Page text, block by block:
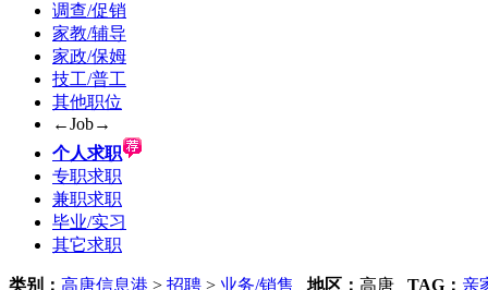
调查/促销
家教/辅导
家政/保姆
技工/普工
其他职位
←Job→
个人求职
专职求职
兼职求职
毕业/实习
其它求职
类别： 高唐信息港 > 招聘 > 业务/销售 地区： 高唐 TAG： 亲